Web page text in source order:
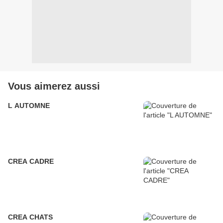
Vous aimerez aussi
L AUTOMNE
CREA CADRE
CREA CHATS